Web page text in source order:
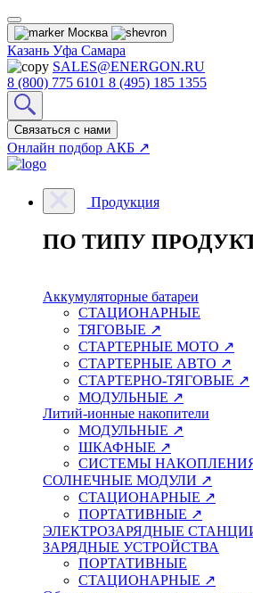
Москва
Казань Уфа Самара
SALES@ENERGON.RU
8 (800) 775 6101 8 (495) 185 1355
Связаться с нами
Онлайн подбор АКБ ↗
Продукция
ПО ТИПУ
Аккумуляторные батареи
СТАЦИОНАРНЫЕ
ТЯГОВЫЕ ↗
СТАРТЕРНЫЕ МОТО ↗
СТАРТЕРНЫЕ АВТО ↗
СТАРТЕРНО-ТЯГОВЫЕ ↗
МОДУЛЬНЫЕ ↗
Литий-ионные накопители
МОДУЛЬНЫЕ ↗
ШКАФНЫЕ ↗
СИСТЕМЫ
СОЛНЕЧНЫЕ МОДУЛИ ↗
СТАЦИОНАРНЫЕ ↗
ПОРТАТИВНЫЕ ↗
ЭЛЕКТРОЗАРЯДНЫЕ
ЗАРЯДНЫЕ УСТРОЙСТВА
ПОРТАТИВНЫЕ
СТАЦИОНАРНЫЕ ↗